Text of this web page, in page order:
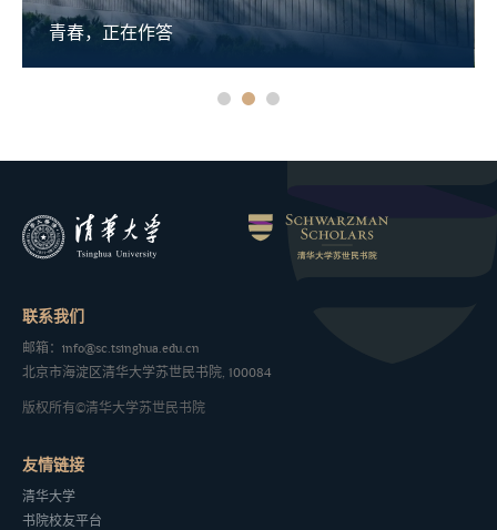
青春，正在作答
联系我们
邮箱：info@sc.tsinghua.edu.cn
北京市海淀区清华大学苏世民书院, 100084
版权所有©清华大学苏世民书院
友情链接
清华大学
书院校友平台